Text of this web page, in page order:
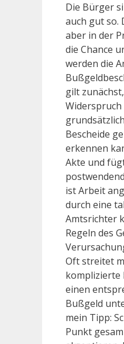
Die Bürger
auch gut so.
aber in der
die Chance
werden die
gilt
Bescheide
erkennen
Akte und
ist Arbeit
durch eine
Amtsrichter
Regeln des
Oft streitet
komplizierte
einen
Bußgeld
mein Tipp:
Punkt